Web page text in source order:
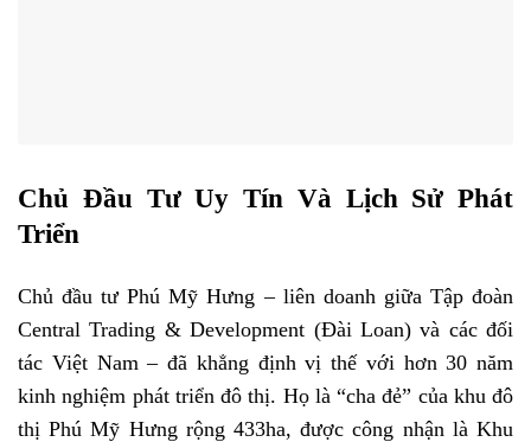
Chủ Đầu Tư Uy Tín Và Lịch Sử Phát
Triển
Chủ đầu tư Phú Mỹ Hưng – liên doanh giữa Tập đoàn
Central Trading & Development (Đài Loan) và các đối
tác Việt Nam – đã khẳng định vị thế với hơn 30 năm
kinh nghiệm phát triển đô thị. Họ là “cha đẻ” của khu đô
thị Phú Mỹ Hưng rộng 433ha, được công nhận là Khu